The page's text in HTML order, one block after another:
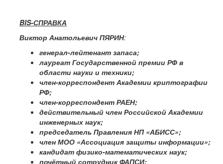
BIS-СПРАВКА
Виктор Анатольевич ПЯРИН:
генерал-лейтенант запаса;
лауреат Государственной премии РФ в
области науки и техники;
член-корреспондент Академии криптографии
РФ;
член-корреспондент РАЕН;
действительный член Российской Академии
инженерных наук;
председатель Правления НП «АБИСС»;
член МОО «Ассоциация защиты информации»;
кандидат физико-математических наук;
почётный сотрудник ФАПСИ;